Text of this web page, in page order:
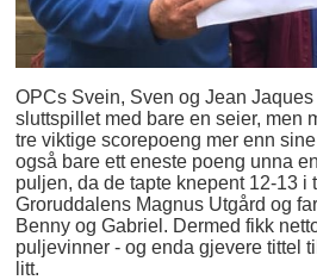
OPCs Svein, Sven og Jean Jaques
sluttspillet med bare en seier, men
tre viktige scorepoeng mer enn
også bare ett eneste poeng unna
puljen, da de tapte knepent 12-13 i
Groruddalens Magnus Utgård og
Benny og Gabriel. Dermed fikk
puljevinner - og enda gjevere tittel
litt.